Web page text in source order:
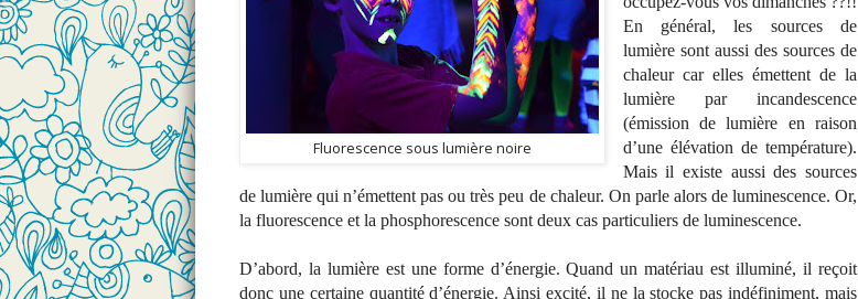
Fluorescence sous lumière noire
En général, les sources de
lumière sont aussi des sources de
chaleur car elles émettent de la
lumière par incandescence
(émission de lumière en raison
d’une élévation de température).
Mais il existe aussi des sources
de lumière qui n’émettent pas ou très peu de chaleur. On parle alors de luminescence. Or,
la fluorescence et la phosphorescence sont deux cas particuliers de luminescence.
D’abord, la lumière est une forme d’énergie. Quand un matériau est illuminé, il reçoit
donc une certaine quantité d’énergie. Ainsi excité, il ne la stocke pas indéfiniment, mais